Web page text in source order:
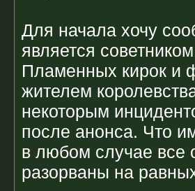
Для начала хочу
является
Пламенных кирок и
жителем
некоторым
после анонса. Что
в любом случае все
разорваны на